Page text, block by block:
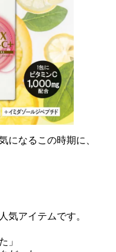
になるこの時期に、
気アイテムです。
」